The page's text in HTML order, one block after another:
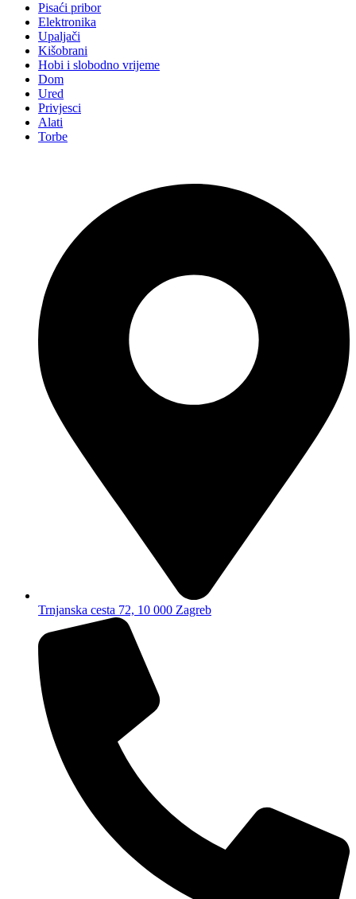
Pisaći pribor
Elektronika
Upaljači
Kišobrani
Hobi i slobodno vrijeme
Dom
Ured
Privjesci
Alati
Torbe
Trnjanska cesta 72, 10 000 Zagreb